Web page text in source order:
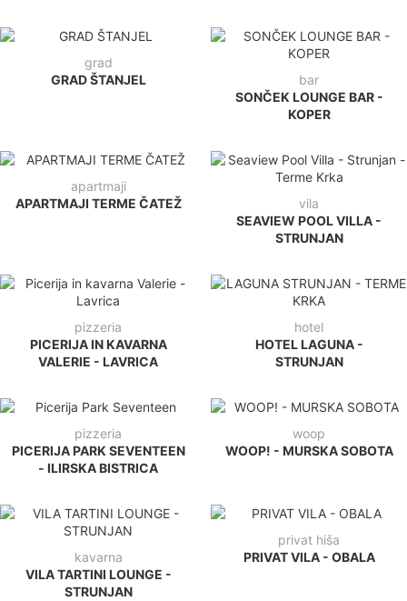
grad
GRAD ŠTANJEL
bar
SONČEK LOUNGE BAR -
KOPER
apartmaji
APARTMAJI TERME ČATEŽ
vila
SEAVIEW POOL VILLA -
STRUNJAN
pizzeria
PICERIJA IN KAVARNA
VALERIE - LAVRICA
hotel
HOTEL LAGUNA -
STRUNJAN
pizzeria
PICERIJA PARK SEVENTEEN
- ILIRSKA BISTRICA
woop
WOOP! - MURSKA SOBOTA
kavarna
VILA TARTINI LOUNGE -
STRUNJAN
privat hiša
PRIVAT VILA - OBALA